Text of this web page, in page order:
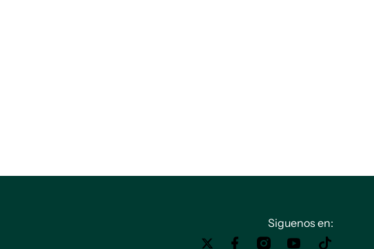
Siguenos en: